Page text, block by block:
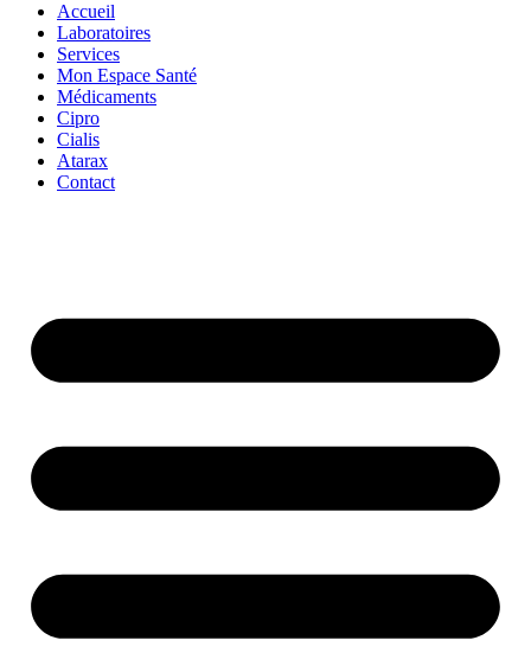
Accueil
Laboratoires
Services
Mon Espace Santé
Médicaments
Cipro
Cialis
Atarax
Contact